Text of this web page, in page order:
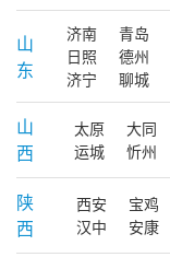
山
东
济南 青岛
日照
德州
济宁
聊城
山
西
太原 大同
运城
忻州
陕
西
西安 宝鸡
汉中
安康